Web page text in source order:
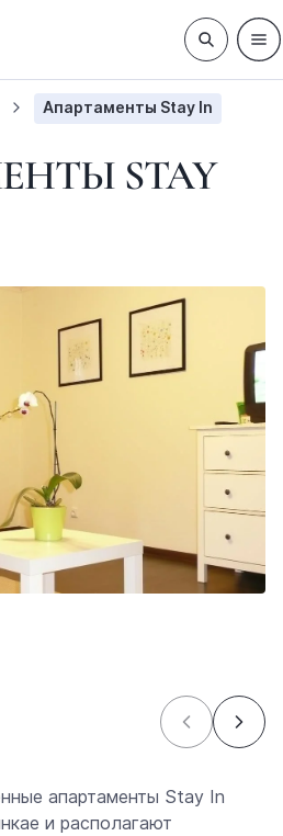
Апартаменты Stay In
STAY
апартаменты Stay In
и располагают